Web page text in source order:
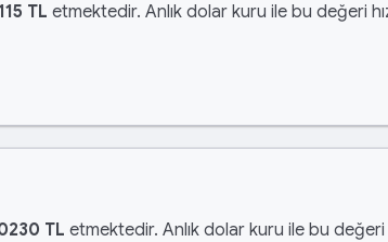
TL etmektedir. Anlık dolar kuru ile bu değeri
TL etmektedir. Anlık dolar kuru ile bu değeri